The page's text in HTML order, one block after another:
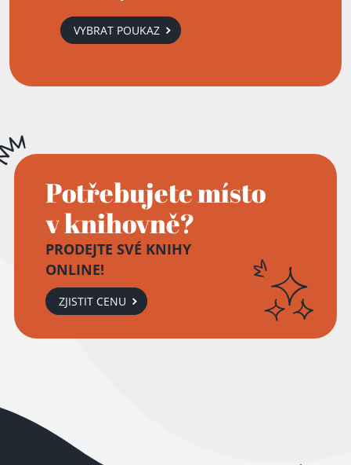
VYBRAT POUKAZ
Potřebujete místo
v knihovně?
PRODEJTE SVÉ KNIHY
ONLINE!
ZJISTIT CENU